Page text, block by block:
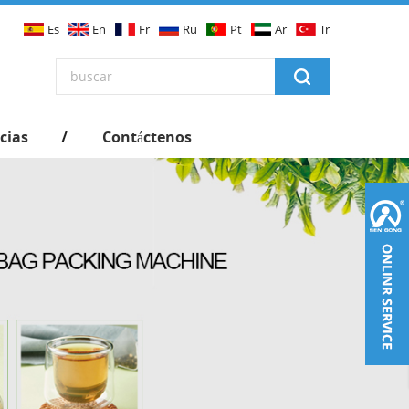
Es En Fr Ru Pt Ar Tr
Contáctenos